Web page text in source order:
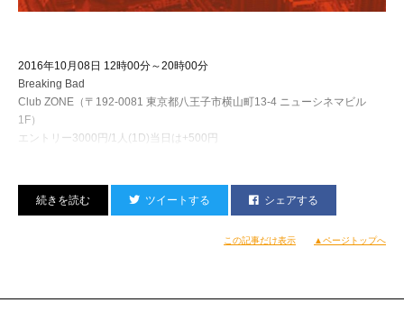
2016年10月08日 12時00分～20時00分
Breaking Bad
Club ZONE（〒192-0081 東京都八王子市横山町13-4 ニューシネマビル
1F）
エントリー3000円/1人(1D)当日は+500円
12時Entry.13時Start.20時Close
創 (CAMPO LARGO)
ツイートする シェアする
この記事だけ表示 ▲ページトップへ